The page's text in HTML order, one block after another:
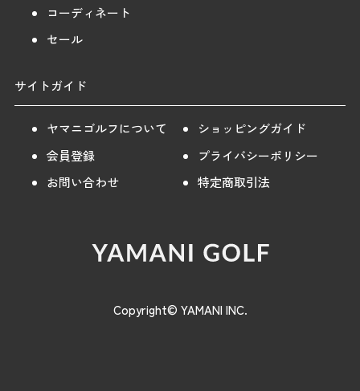
コーディネート
セール
サイトガイド
ヤマニゴルフについて
ショッピングガイド
会員登録
プライバシーポリシー
お問い合わせ
特定商取引法
Copyright© YAMANI INC.